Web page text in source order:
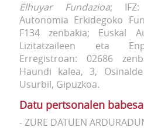
Elhuyar Fundazioa; IFZ:
Autonomia Erkidegoko
F134 zenbakia; Euskal
Lizitatzaileen eta
Erregistroan: 02686
Haundi kalea, 3,
Usurbil, Gipuzkoa.
Datu pertsonalen babesa
- ZURE DATUEN